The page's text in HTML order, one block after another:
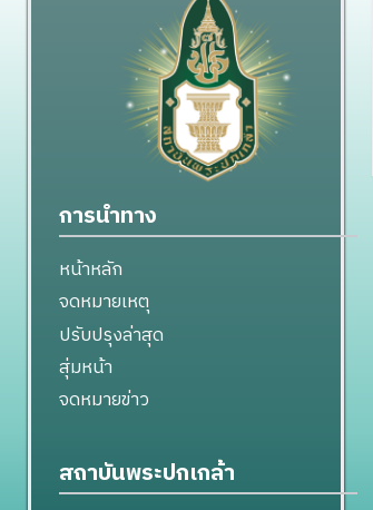
การนำทาง
หน้าหลัก
จดหมายเหตุ
ปรับปรุงล่าสุด
สุ่มหน้า
จดหมายข่าว
สถาบันพระปกเกล้า